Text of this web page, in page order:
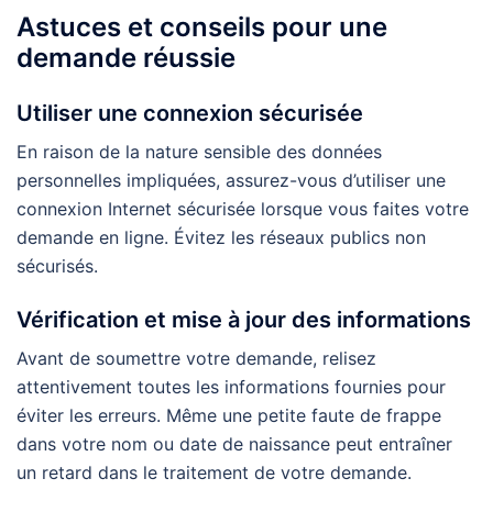
Astuces et conseils pour une
demande réussie
Utiliser une connexion sécurisée
En raison de la nature sensible des données
personnelles impliquées, assurez-vous d’utiliser une
connexion Internet sécurisée lorsque vous faites votre
demande en ligne. Évitez les réseaux publics non
sécurisés.
Vérification et mise à jour des informations
Avant de soumettre votre demande, relisez
attentivement toutes les informations fournies pour
éviter les erreurs. Même une petite faute de frappe
dans votre nom ou date de naissance peut entraîner
un retard dans le traitement de votre demande.